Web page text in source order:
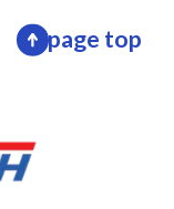
page top